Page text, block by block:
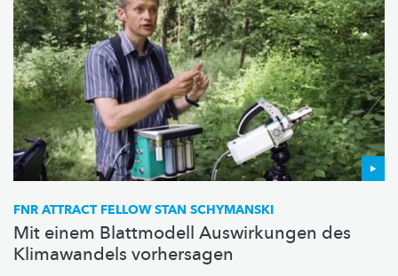
FNR ATTRACT FELLOW STAN SCHYMANSKI
Mit einem Blattmodell Auswirkungen des
Klimawandels vorhersagen